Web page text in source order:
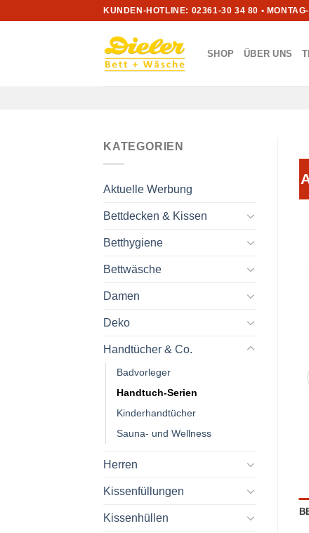
KUNDEN-HOTLINE: 02361-30 34 80 •
SHOP ÜBER UNS
KATEGORIEN
Aktuelle Werbung
Bettdecken & Kissen
Betthygiene
Bettwäsche
Damen
Deko
Handtücher & Co.
Badvorleger
Handtuch-Serien
Kinderhandtücher
Sauna- und Wellness
Herren
Kissenfüllungen
Kissenhüllen